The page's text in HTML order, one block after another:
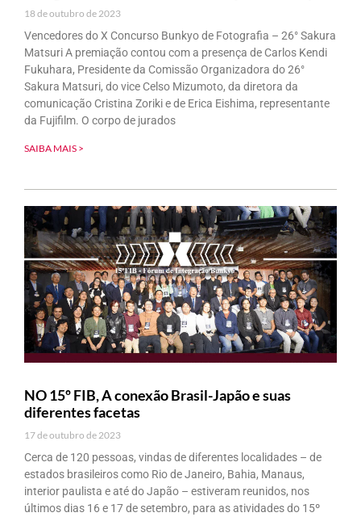
18 de outubro de 2023
Vencedores do X Concurso Bunkyo de Fotografia – 26° Sakura
Matsuri A premiação contou com a presença de Carlos Kendi
Fukuhara, Presidente da Comissão Organizadora do 26°
Sakura Matsuri, do vice Celso Mizumoto, da diretora da
comunicação Cristina Zoriki e de Erica Eishima, representante
da Fujifilm. O corpo de jurados
SAIBA MAIS >
NO 15º FIB, A conexão Brasil-Japão e suas
diferentes facetas
17 de outubro de 2023
Cerca de 120 pessoas, vindas de diferentes localidades – de
estados brasileiros como Rio de Janeiro, Bahia, Manaus,
interior paulista e até do Japão – estiveram reunidos, nos
últimos dias 16 e 17 de setembro, para as atividades do 15º